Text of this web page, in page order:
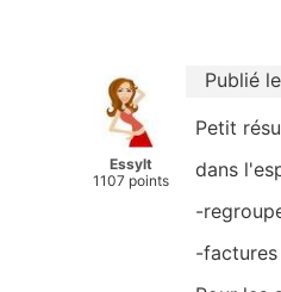
Essylt
1107 points
Publié
Petit
dans
-
-factures